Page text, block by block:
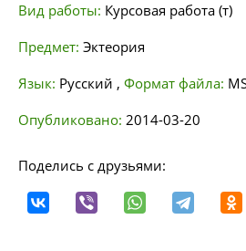
Вид работы: Курсовая работа (т)
Предмет: Эктеория
Язык: Русский , Формат файла:
Опубликовано: 2014-03-20
Поделись с друзьями: